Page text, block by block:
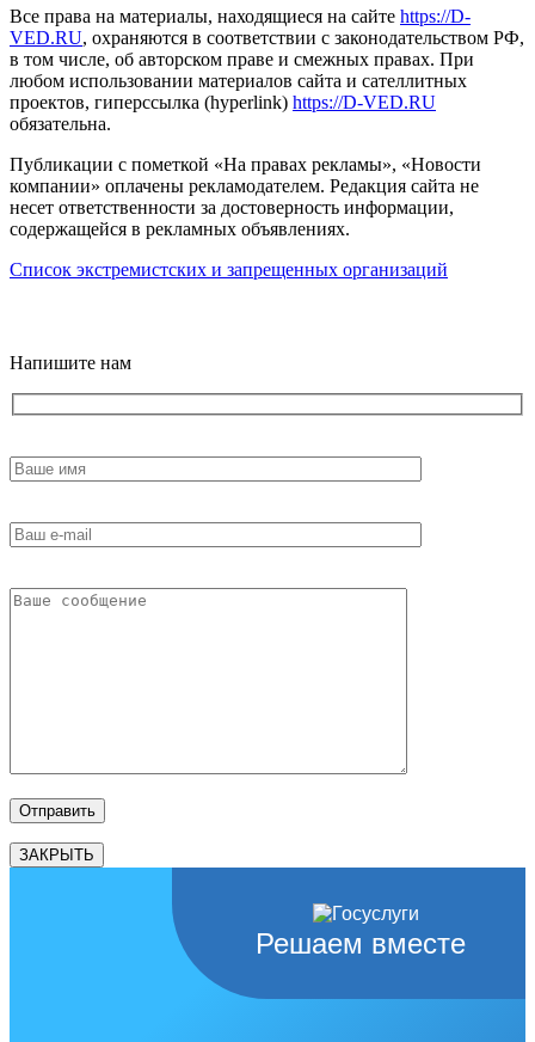
Все права на материалы, находящиеся на сайте https://D-
VED.RU, охраняются в соответствии с законодательством РФ,
в том числе, об авторском праве и смежных правах. При
любом использовании материалов сайта и сателлитных
проектов, гиперссылка (hyperlink) https://D-VED.RU
обязательна.
Публикации с пометкой «На правах рекламы», «Новости
компании» оплачены рекламодателем. Редакция сайта не
несет ответственности за достоверность информации,
содержащейся в рекламных объявлениях.
Список экстремистских и запрещенных организаций
Напишите нам
ЗАКРЫТЬ
Решаем вместе